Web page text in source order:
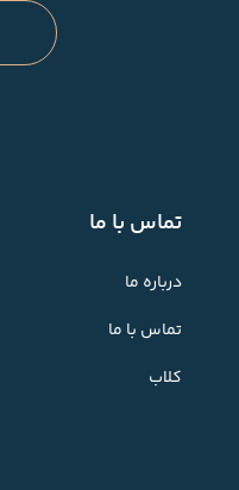
تماس با ما
درباره ما
تماس با ما
کلاب